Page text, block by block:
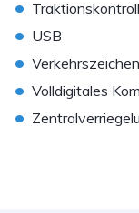
•
• USB
•
• Volldigitales
•